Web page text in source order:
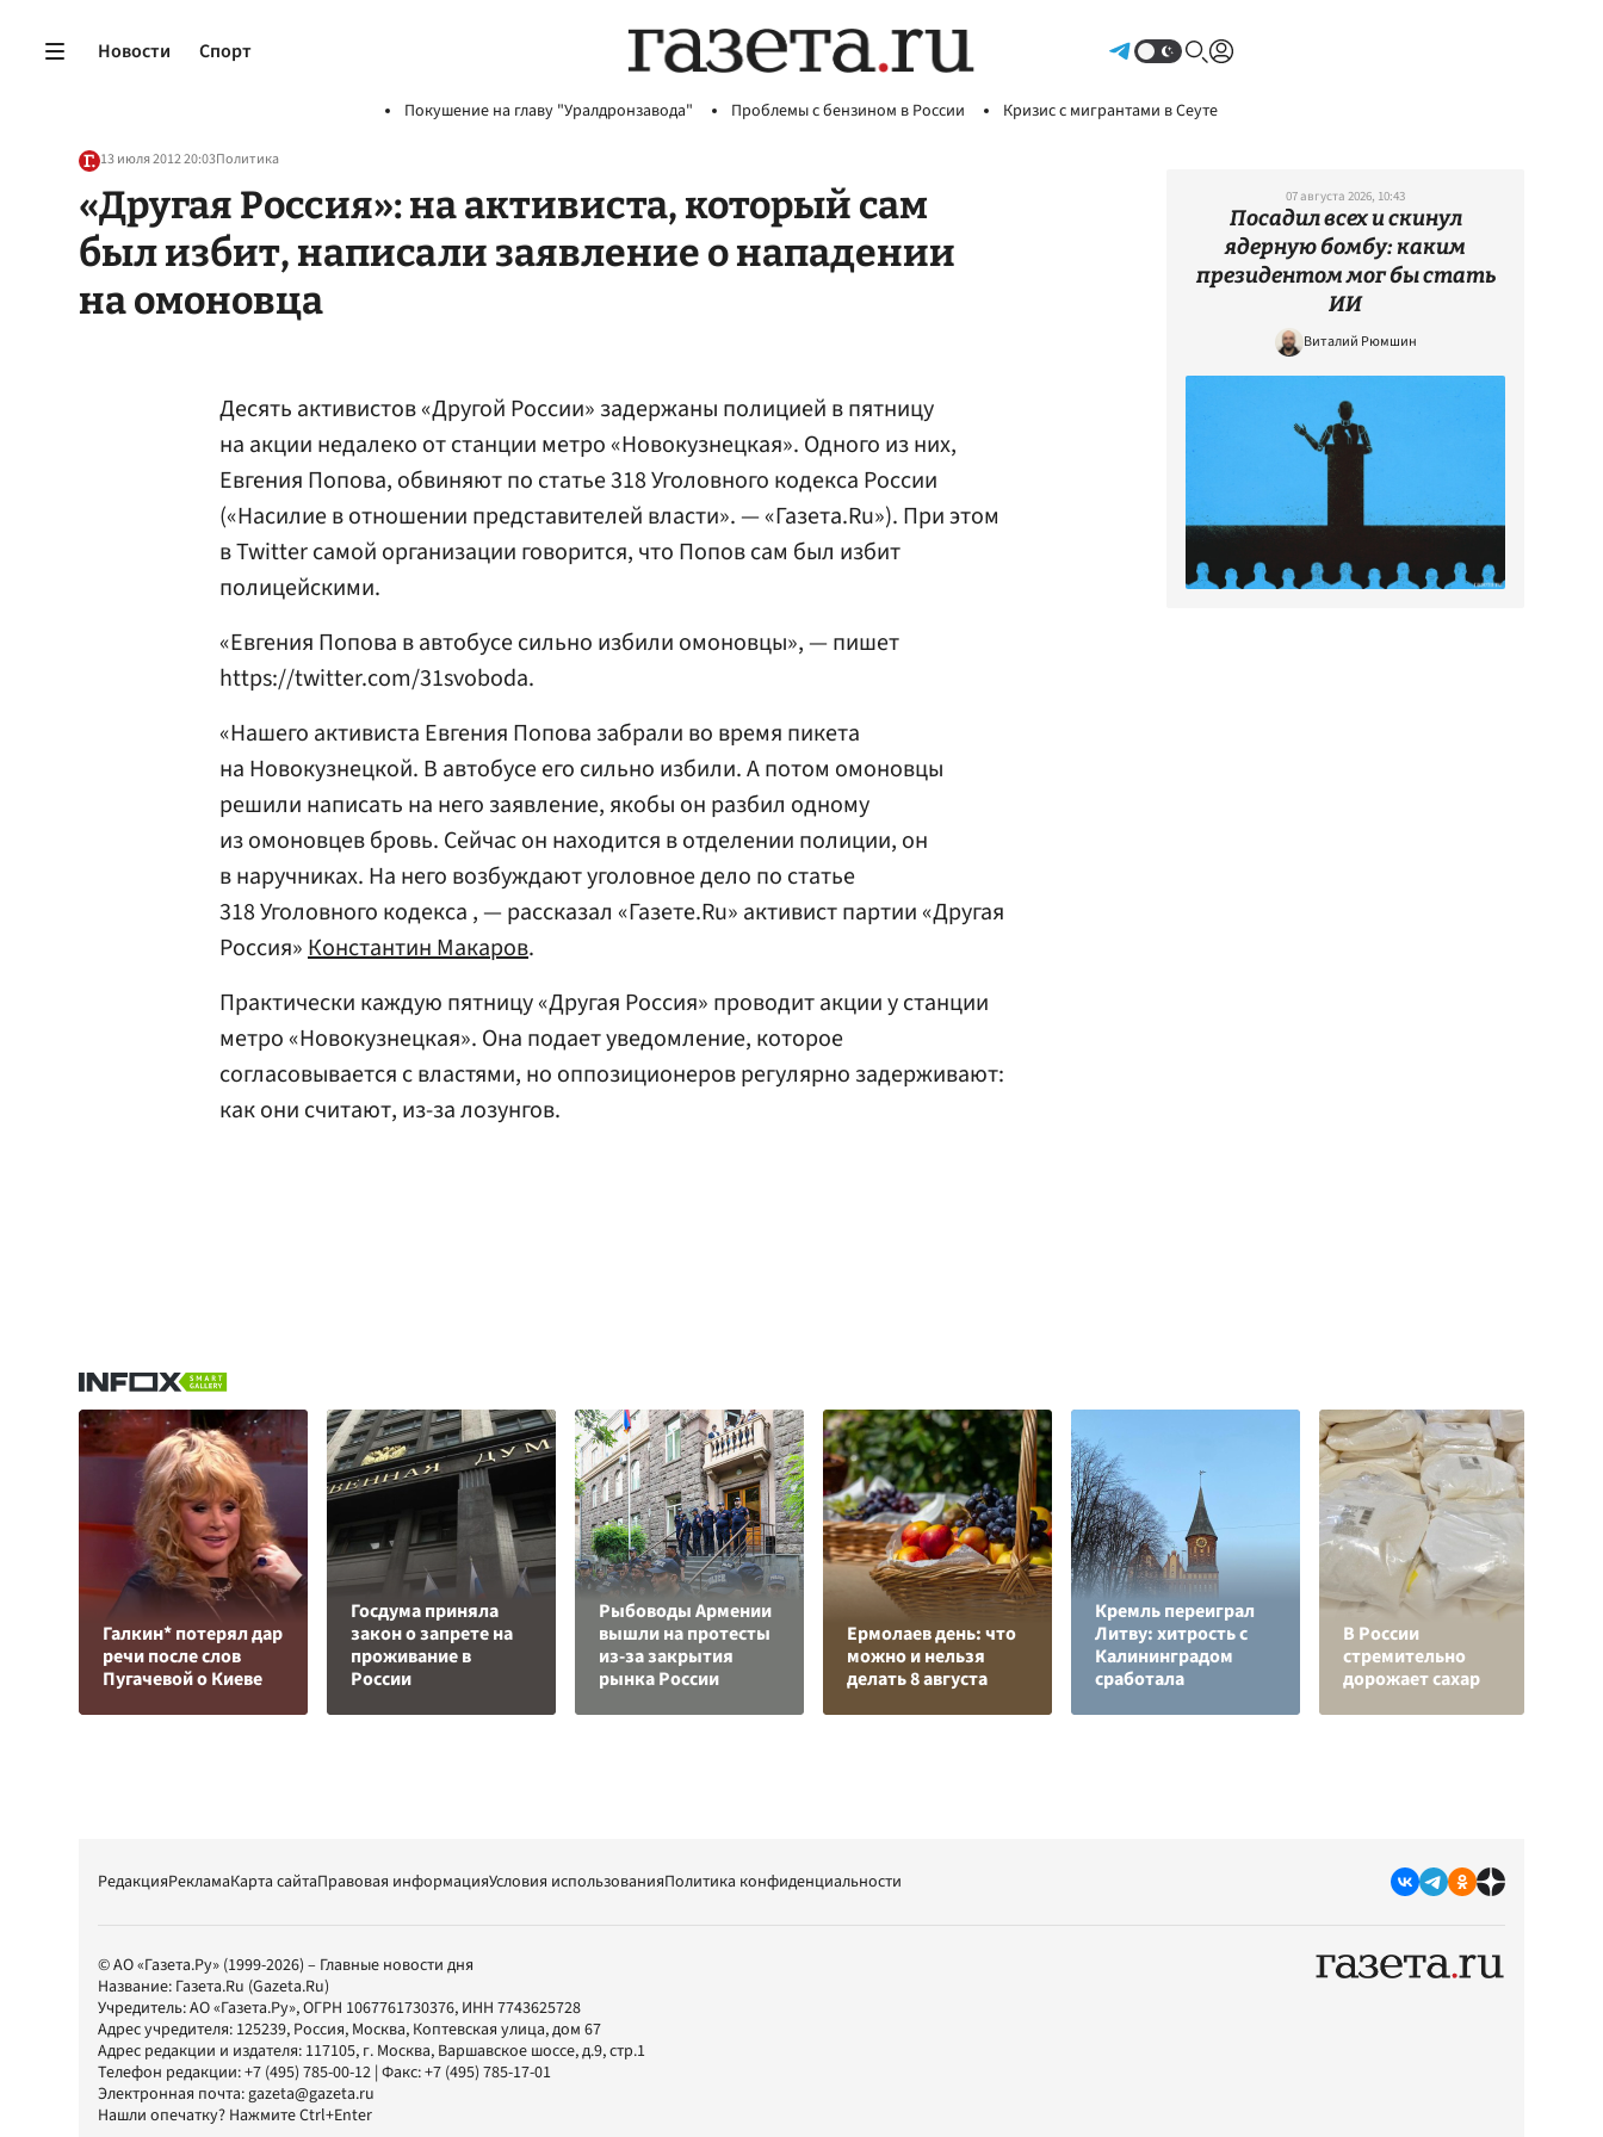
Новости Спорт
Покушение на главу "Уралдронзавода" Проблемы с бензином в России Кризис с мигрантами в Сеуте
13 июля 2012 20:03Политика
«Другая Россия»: на активиста, который сам
был избит, написали заявление о нападении
на омоновца
Десять активистов «Другой России» задержаны полицией в пятницу
на акции недалеко от станции метро «Новокузнецкая». Одного из них,
Евгения Попова, обвиняют по статье 318 Уголовного кодекса России
(«Насилие в отношении представителей власти». — «Газета.Ru»). При этом
в Twitter самой организации говорится, что Попов сам был избит
полицейскими.
«Евгения Попова в автобусе сильно избили омоновцы», — пишет
https://twitter.com/31svoboda.
«Нашего активиста Евгения Попова забрали во время пикета
на Новокузнецкой. В автобусе его сильно избили. А потом омоновцы
решили написать на него заявление, якобы он разбил одному
из омоновцев бровь. Сейчас он находится в отделении полиции, он
в наручниках. На него возбуждают уголовное дело по статье
318 Уголовного кодекса , — рассказал «Газете.Ru» активист партии «Другая
Россия»Константин Макаров.
Практически каждую пятницу «Другая Россия» проводит акции у станции
метро «Новокузнецкая». Она подает уведомление, которое
согласовывается с властями, но оппозиционеров регулярно задерживают:
как они считают, из-за лозунгов.
07 августа 2026, 10:43
Посадил всех и скинул
ядерную бомбу: каким
президентом мог бы стать
ИИ
Виталий Рюмшин
Галкин* потерял дар
речи после слов
Пугачевой о Киеве
Госдума приняла
закон о запрете на
проживание в
России
Рыбоводы Армении
вышли на протесты
из-за закрытия
рынка России
Ермолаев день: что
можно и нельзя
делать 8 августа
Кремль переиграл
Литву: хитрость с
Калининградом
сработала
В России
стремительно
дорожает сахар
РедакцияРекламаКарта сайтаПравовая информацияУсловия использованияПолитика конфиденциальности
© АО «Газета.Ру» (1999-2026) – Главные новости дня
Название: Газета.Ru (Gazeta.Ru)
Учредитель:АО «Газета.Ру», ОГРН 1067761730376, ИНН 7743625728
Адрес учредителя: 125239, Россия, Москва, Коптевская улица, дом 67
Адрес редакции и издателя: 117105, г. Москва, Варшавское шоссе, д.9, стр.1
Телефон редакции:+7 (495) 785-00-12 | Факс:+7 (495) 785-17-01
Электронная почта:gazeta@gazeta.ru
Нашли опечатку? Нажмите Ctrl+Enter